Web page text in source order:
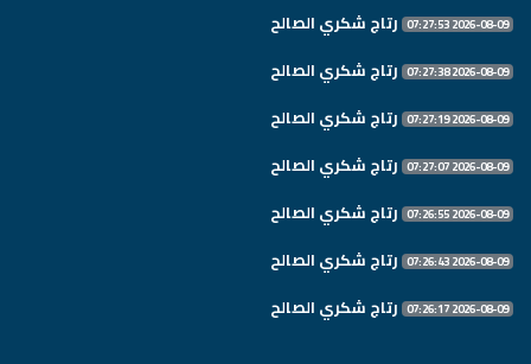
2026-08-09 07:27:53 رتاج شكري الصالح
2026-08-09 07:27:38 رتاج شكري الصالح
2026-08-09 07:27:19 رتاج شكري الصالح
2026-08-09 07:27:07 رتاج شكري الصالح
2026-08-09 07:26:55 رتاج شكري الصالح
2026-08-09 07:26:43 رتاج شكري الصالح
2026-08-09 07:26:17 رتاج شكري الصالح